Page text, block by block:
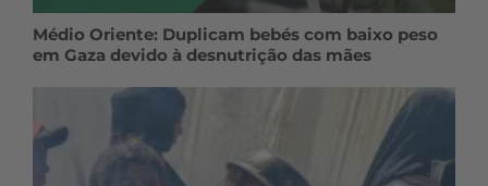
Médio Oriente: Duplicam bebés com baixo peso
em Gaza devido à desnutrição das mães